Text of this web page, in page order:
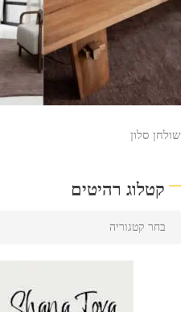
שולחן סלון
קטלוג רהיטים